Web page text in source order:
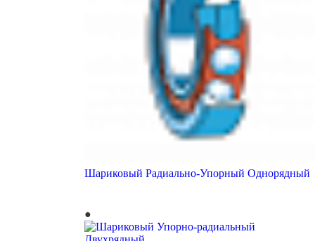
Шариковый Радиально-Упорный Однорядный